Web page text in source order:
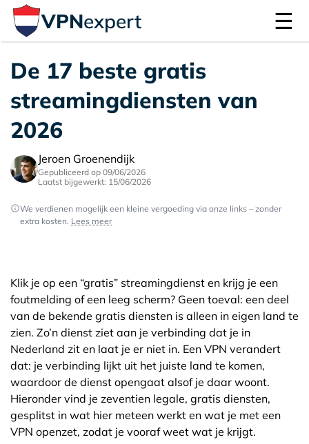
VPNexpert ☰
De 17 beste gratis
streamingdiensten van
2026
Jeroen Groenendijk
Gepubliceerd op 09/06/2026
Laatst bijgewerkt: 15/06/2026
We verdienen mogelijk een kleine vergoeding via onze links – zonder
extra kosten. Lees meer
Klik je op een “gratis” streamingdienst en krijg je een
foutmelding of een leeg scherm? Geen toeval: een deel
van de bekende gratis diensten is alleen in eigen land te
zien. Zo’n dienst ziet aan je verbinding dat je in
Nederland zit en laat je er niet in. Een VPN verandert
dat: je verbinding lijkt uit het juiste land te komen,
waardoor de dienst opengaat alsof je daar woont.
Hieronder vind je zeventien legale, gratis diensten,
gesplitst in wat hier meteen werkt en wat je met een
VPN openzet, zodat je vooraf weet wat je krijgt.